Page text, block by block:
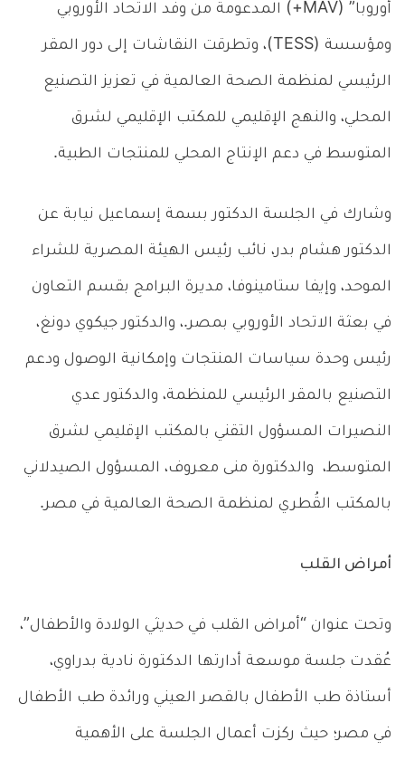
أوروبا” (MAV+) المدعومة من وفد الاتحاد الأوروبي
ومؤسسة (TESS)، وتطرقت النقاشات إلى دور المقر
الرئيسي لمنظمة الصحة العالمية في تعزيز التصنيع
المحلي، والنهج الإقليمي للمكتب الإقليمي لشرق
المتوسط في دعم الإنتاج المحلي للمنتجات الطبية.
وشارك في الجلسة الدكتور بسمة إسماعيل نيابة عن
الدكتور هشام بدر، نائب رئيس الهيئة المصرية للشراء
الموحد، وإيفا ستامينوفا، مديرة البرامج بقسم التعاون
في بعثة الاتحاد الأوروبي بمصر.، والدكتور جيكوي دونغ،
رئيس وحدة سياسات المنتجات وإمكانية الوصول ودعم
التصنيع بالمقر الرئيسي للمنظمة، والدكتور عدي
النصيرات المسؤول التقني بالمكتب الإقليمي لشرق
المتوسط، والدكتورة منى معروف، المسؤول الصيدلاني
بالمكتب القُطري لمنظمة الصحة العالمية في مصر.
أمراض القلب
وتحت عنوان “أمراض القلب في حديثي الولادة والأطفال”،
عُقدت جلسة موسعة أدارتها الدكتورة نادية بدراوي،
أستاذة طب الأطفال بالقصر العيني ورائدة طب الأطفال
في مصر؛ حيث ركزت أعمال الجلسة على الأهمية